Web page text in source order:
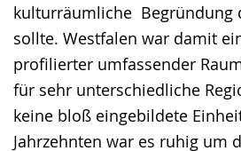
kulturräumliche Begründung
sollte. Westfalen war damit
profilierter umfassender
für sehr unterschiedliche
keine bloß eingebildete
Jahrzehnten war es ruhig um